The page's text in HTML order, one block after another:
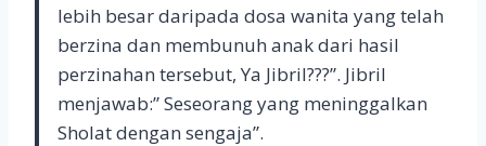
lebih besar daripada dosa wanita yang telah
berzina dan membunuh anak dari hasil
perzinahan tersebut, Ya Jibril???”. Jibril
menjawab:” Seseorang yang meninggalkan
Sholat dengan sengaja”.